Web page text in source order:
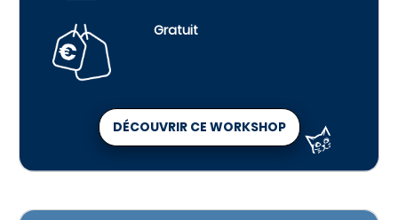
Gratuit
DÉCOUVRIR CE WORKSHOP